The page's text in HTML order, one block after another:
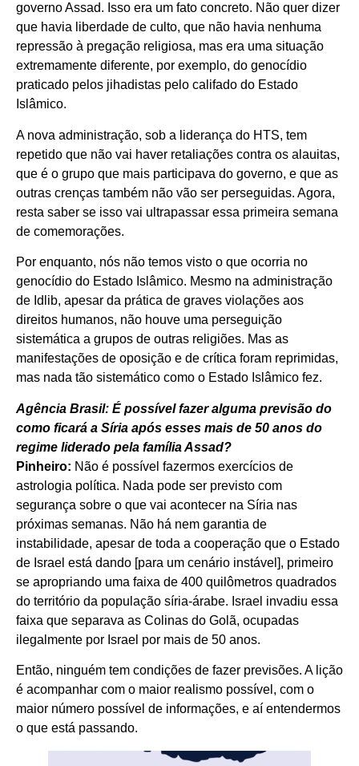
governo Assad. Isso era um fato concreto. Não quer dizer
que havia liberdade de culto, que não havia nenhuma
repressão à pregação religiosa, mas era uma situação
extremamente diferente, por exemplo, do genocídio
praticado pelos jihadistas pelo califado do Estado
Islâmico.
A nova administração, sob a liderança do HTS, tem
repetido que não vai haver retaliações contra os alauitas,
que é o grupo que mais participava do governo, e que as
outras crenças também não vão ser perseguidas. Agora,
resta saber se isso vai ultrapassar essa primeira semana
de comemorações.
Por enquanto, nós não temos visto o que ocorria no
genocídio do Estado Islâmico. Mesmo na administração
de Idlib, apesar da prática de graves violações aos
direitos humanos, não houve uma perseguição
sistemática a grupos de outras religiões. Mas as
manifestações de oposição e de crítica foram reprimidas,
mas nada tão sistemático como o Estado Islâmico fez.
Agência Brasil: É possível fazer alguma previsão do
como ficará a Síria após esses mais de 50 anos do
regime liderado pela família Assad?
Pinheiro: Não é possível fazermos exercícios de
astrologia política. Nada pode ser previsto com
segurança sobre o que vai acontecer na Síria nas
próximas semanas. Não há nem garantia de
instabilidade, apesar de toda a cooperação que o Estado
de Israel está dando [para um cenário instável], primeiro
se apropriando uma faixa de 400 quilômetros quadrados
do território da população síria-árabe. Israel invadiu essa
faixa que separava as Colinas do Golã, ocupadas
ilegalmente por Israel por mais de 50 anos.
Então, ninguém tem condições de fazer previsões. A lição
é acompanhar com o maior realismo possível, com o
maior número possível de informações, e aí entendermos
o que está passando.